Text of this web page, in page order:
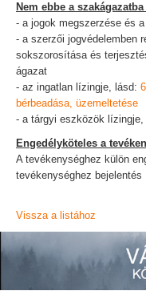
Nem ebbe a
- a jogok megszerzése és
- a szerzői jogvédelemben
sokszorosítása és
ágazat
- az ingatlan lízingje, lásd:
bérbeadása, üzemeltetése
- a tárgyi eszközök
Engedélyköteles a
A tevékenységhez külön
tevékenységhez
Vissza a listához